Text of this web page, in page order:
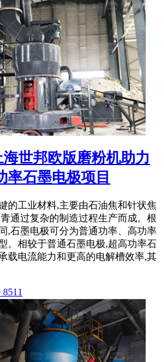
世邦欧版磨粉机助力
率石墨电极项目
的工业材料,主要由石油焦和针状焦
通过复杂的制造过程生产而成。根
,石墨电极可分为普通功率、高功率
。相较于普通石墨电极,超高功率石
载电流能力和更高的电解槽效率,其